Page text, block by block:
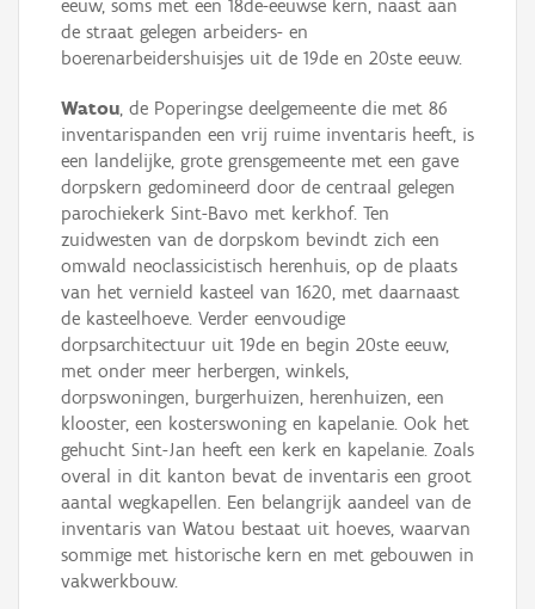
eeuw, soms met een 18de-eeuwse kern, naast aan
de straat gelegen arbeiders- en
boerenarbeidershuisjes uit de 19de en 20ste eeuw.
Watou, de Poperingse deelgemeente die met 86
inventarispanden een vrij ruime inventaris heeft, is
een landelijke, grote grensgemeente met een gave
dorpskern gedomineerd door de centraal gelegen
parochiekerk Sint-Bavo met kerkhof. Ten
zuidwesten van de dorpskom bevindt zich een
omwald neoclassicistisch herenhuis, op de plaats
van het vernield kasteel van 1620, met daarnaast
de kasteelhoeve. Verder eenvoudige
dorpsarchitectuur uit 19de en begin 20ste eeuw,
met onder meer herbergen, winkels,
dorpswoningen, burgerhuizen, herenhuizen, een
klooster, een kosterswoning en kapelanie. Ook het
gehucht Sint-Jan heeft een kerk en kapelanie. Zoals
overal in dit kanton bevat de inventaris een groot
aantal wegkapellen. Een belangrijk aandeel van de
inventaris van Watou bestaat uit hoeves, waarvan
sommige met historische kern en met gebouwen in
vakwerkbouw.